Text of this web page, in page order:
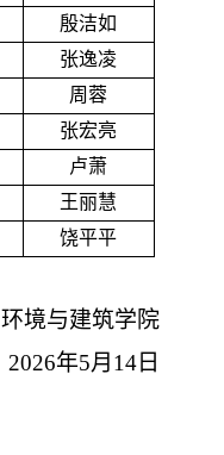
殷洁如
张逸凌
周蓉
张宏亮
卢萧
王丽慧
饶平平
环境与建筑学院
2026年5月 14日